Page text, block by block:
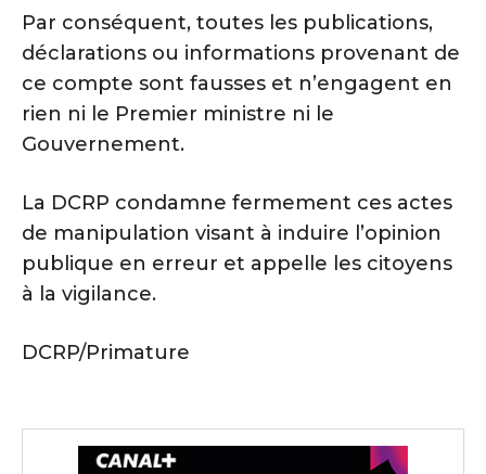
Par conséquent, toutes les publications,
déclarations ou informations provenant de
ce compte sont fausses et n’engagent en
rien ni le Premier ministre ni le
Gouvernement.
La DCRP condamne fermement ces actes
de manipulation visant à induire l’opinion
publique en erreur et appelle les citoyens
à la vigilance.
DCRP/Primature